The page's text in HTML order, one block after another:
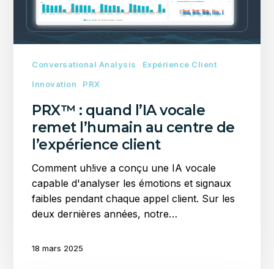
l’humain
centre
l’expérience
client
Conversational Analysis
Expérience Client
Innovation
PRX
PRX™ : quand l’IA vocale
remet l’humain au centre de
l’expérience client
Comment uh!ive a conçu une IA vocale
capable d'analyser les émotions et signaux
faibles pendant chaque appel client. Sur les
deux dernières années, notre…
18 mars 2025